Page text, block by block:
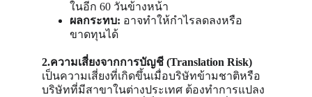
ในอีก 60 วันข้างหน้า
ผลกระทบ: อาจทำให้กำไรลดลงหรือ
ขาดทุนได้
2.ความเสี่ยงจากการบัญชี (Translation Risk)
เป็นความเสี่ยงที่เกิดขึ้นเมื่อบริษัทข้ามชาติหรือ
บริษัทที่มีสาขาในต่างประเทศ ต้องทำการแปลง